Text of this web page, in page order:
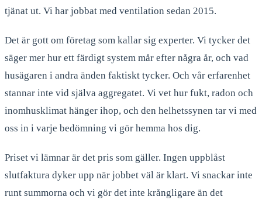
tjänat ut. Vi har jobbat med ventilation sedan 2015.
Det är gott om företag som kallar sig experter. Vi tycker det
säger mer hur ett färdigt system mår efter några år, och vad
husägaren i andra änden faktiskt tycker. Och vår erfarenhet
stannar inte vid själva aggregatet. Vi vet hur fukt, radon och
inomhusklimat hänger ihop, och den helhetssynen tar vi med
oss in i varje bedömning vi gör hemma hos dig.
Priset vi lämnar är det pris som gäller. Ingen uppblåst
slutfaktura dyker upp när jobbet väl är klart. Vi snackar inte
runt summorna och vi gör det inte krångligare än det